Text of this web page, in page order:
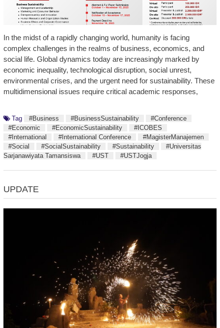
In the midst of a rapidly changing world, humanity is facing
complex challenges in the realms of business, economics, and
social life. Global dynamics today are increasingly marked by
economic inequality, technological disruption, social unrest,
environmental crises, and the urgent need for sustainability. These
multidimensional issues require critical academic responses,
Tag #Business #BusinessSustainability
#Conference
#Economic
#EconomicSustainability
#ICOBES
#International
#International Conference
#MagisterManajemen
#Social
#SocialSustainability #Sustainability
#Universitas
Sarjanawiyata Tamansiswa
#UST #USTJogja
UPDATE